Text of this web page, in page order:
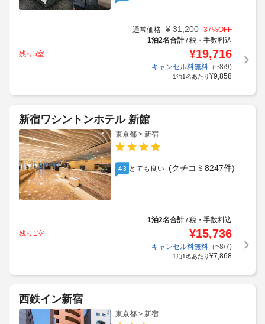
通常価格 ¥ 31,200 37%OFF
1泊2名合計/税・手数料込
残り5室
¥19,716
キャンセル料無料（~8/9)
1泊1名あたり¥9,858
新宿ワシントンホテル 新館
東京都 > 新宿
4.3 とても良い (クチコミ8247件)
1泊2名合計/税・手数料込
残り1室
¥15,736
キャンセル料無料（~8/7)
1泊1名あたり¥7,868
西鉄イン新宿
東京都 > 新宿